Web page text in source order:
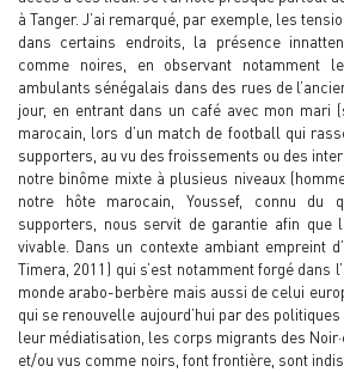
à Tanger. J’ai remarqué, par exemple, les
dans certains endroits, la présence
comme noires, en observant notamment
ambulants sénégalais dans des rues de
jour, en entrant dans un café avec mon mari
marocain, lors d’un match de football qui
supporters, au vu des froissements ou des
notre binôme mixte à plusieus niveaux
notre hôte marocain, Youssef, connu
supporters, nous servit de garantie afin que
vivable. Dans un contexte ambiant empreint
Timera, 2011) qui s’est notamment forgé dans
monde arabo-berbère mais aussi de celui
qui se renouvelle aujourd’hui par des
leur médiatisation, les corps migrants des
et/ou vus comme noirs, font frontière, sont